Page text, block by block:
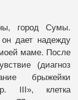
город Сумы.
дает надежду
маме. После
(диагноз
брыжейки
ІІІ», клетка